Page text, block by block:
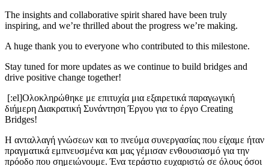
The insights and collaborative spirit shared have been truly
inspiring, and we’re thrilled about the progress we’re making.
A huge thank you to everyone who contributed to this milestone.
Stay tuned for more updates as we continue to build bridges and
drive positive change together!
[:el]Ολοκληρώθηκε με επιτυχία μια εξαιρετικά παραγωγική
διήμερη Διακρατική Συνάντηση Έργου για το έργο Creating
Bridges!
Η ανταλλαγή γνώσεων και το πνεύμα συνεργασίας που είχαμε ήταν
πραγματικά εμπνευσμένα και μας γέμισαν ενθουσιασμό για την
πρόοδο που σημειώνουμε. Ένα τεράστιο ευχαριστώ σε όλους όσοι